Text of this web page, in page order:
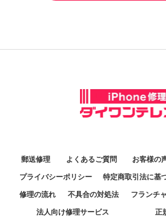
郵送修理 よくあるご質問 お客様の
プライバシーポリシー 特定商取引法に基
修理の流れ 不具合の対処法 フランチ
法人向け修理サービス 正